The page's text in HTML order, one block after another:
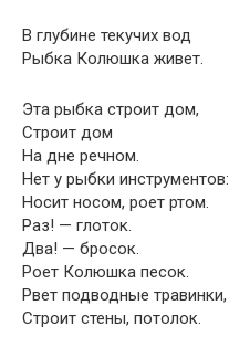
В глубине текучих вод
Рыбка Колюшка живет.
Эта рыбка строит дом,
Строит дом
На дне речном.
Нет у рыбки инструментов:
Носит носом, роет ртом.
Раз! — глоток.
Два! — бросок.
Роет Колюшка песок.
Рвет подводные травинки,
Строит стены, потолок.